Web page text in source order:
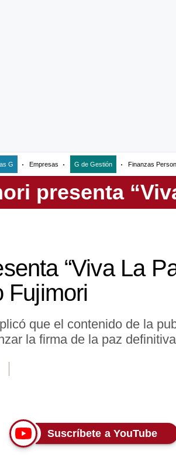
G Empresas G de Gestión Finanzas
“Viva La
Fujimori
que el contenido de la
la firma de la paz
Suscríbete a YouTube